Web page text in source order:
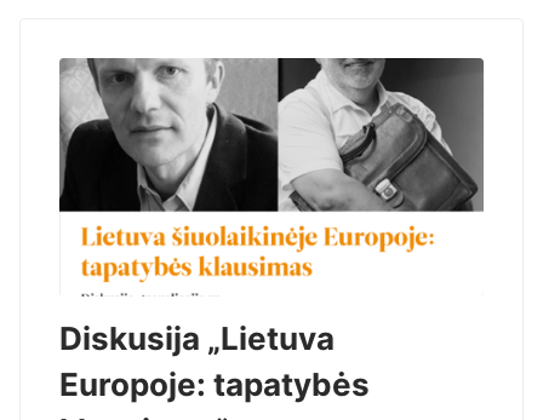
Diskusija „Lietuva
Europoje: tapatybės